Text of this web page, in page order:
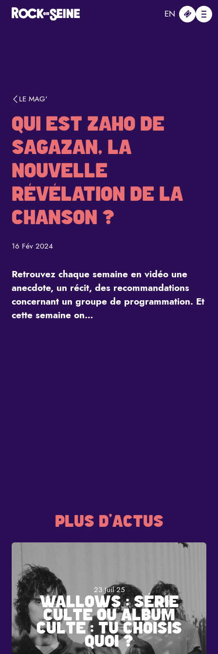
Aller au contenu principal
EN
LE MAG'
QUI EST ZAHO DE
SAGAZAN, LA
NOUVELLE
RÉVÉLATION DE LA
CHANSON ?
16 Fév 2024
Retrouvez chaque semaine en vidéo une
anecdote, un récit, des recommandations
concernant un groupe de programmation. Et
cette semaine on…
PLUS D'ACTUS
23 Juil 25
WALLOWS : SÉRIE
CULTE OU ALBUM
CULTE : TU CHOISIS
QUOI ?
Panneau de gestion des cookies